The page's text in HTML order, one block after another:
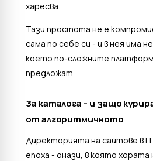
харесва.
Тази простота не е
сама по себе си - и в нея има
което по-сложните
предложат.
За каталога - и защо
от алгоритмичното
Директорията на сайтове в
епоха - онази, в която хората